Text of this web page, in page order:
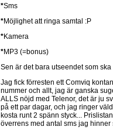
*Sms
*Möjlighet att ringa samtal :P
*Kamera
*MP3 (=bonus)
Sen är det bara utseendet som
Jag fick förresten ett Comviq
nummer och allt, jag är ganska
ALLS nöjd med Telenor, det är ju
på ett par dagar, och jag ringer
kosta runt 2 spänn styck...
överrens med antal sms jag